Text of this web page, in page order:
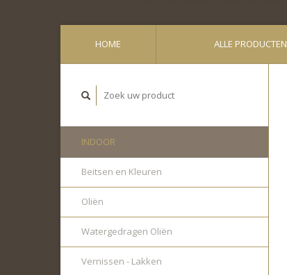
HOME ALLE PRODUCTEN
INDOOR
Beitsen en Kleuren
Oliën
Watergedragen Oliën
Vernissen - Lakken